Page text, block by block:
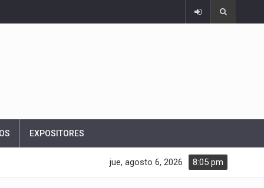
EXPOSITORES
8:05 pm
jue, agosto 6, 2026